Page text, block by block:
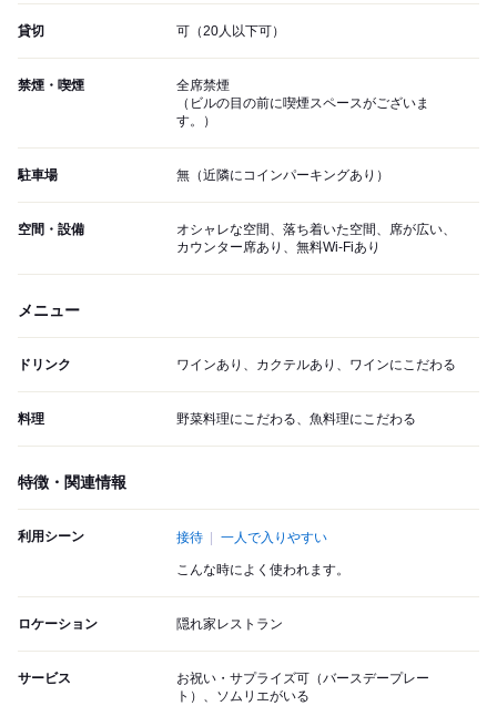
貸切 可（20人以下可）
禁煙・喫煙
全席禁煙
（ビルの目の前に喫煙スペースがございま
す。）
駐車場 無（近隣にコインパーキングあり）
空間・設備
オシャレな空間、落ち着いた空間、席が広い、
カウンター席あり、無料Wi-Fiあり
メニュー
ドリンク ワインあり、カクテルあり、ワインにこだわる
料理 野菜料理にこだわる、魚料理にこだわる
特徴・関連情報
利用シーン 接待 一人で入りやすい
こんな時によく使われます。
ロケーション 隠れ家レストラン
サービス
お祝い・サプライズ可（バースデープレー
ト）、ソムリエがいる